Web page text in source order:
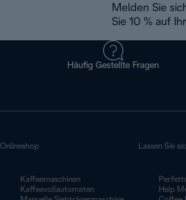
Melden Sie
Sie 10 % auf
Häufig Gestellte Fragen
Onlineshop
Kaffeemaschinen
Kaffeevollautomaten
Lassen Sie
Help